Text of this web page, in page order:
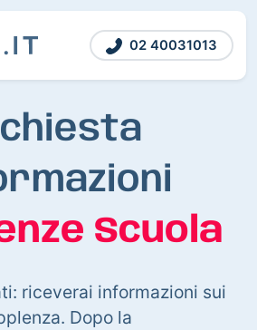
02 40031013
Scuola
riceverai informazioni sui
Dopo la